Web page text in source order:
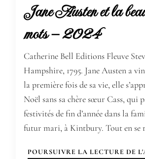
Jane Austen et la
mots – 2024
Catherine Bell Editions Fleuve
Hampshire, 1795. Jane Austen a
la première fois de sa vie, elle
Noël sans sa chère sœur Cass, qui
festivités de fin d’année dans la
futur mari, à Kintbury. Tout en se
POURSUIVRE LA LECTURE DE